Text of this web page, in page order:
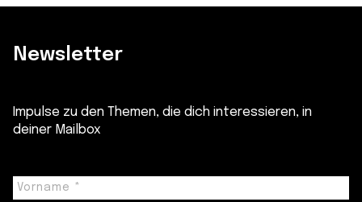
Newsletter
Impulse zu den Themen, die dich interessieren, in
deiner Mailbox